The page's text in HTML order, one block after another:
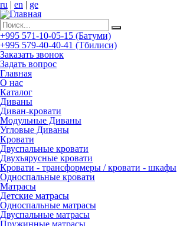
ru | en | ge
+995 571-10-05-15 (Батуми)
+995 579-40-40-41 (Тбилиси)
Заказать звонок
Задать вопрос
Главная
О нас
Каталог
Диваны
Диван-кровати
Модульные Диваны
Угловые Диваны
Кровати
Двуспальные кровати
Двухъярусные кровати
Кровати - трансформеры / кровати - шкафы
Односпальные кровати
Матрасы
Детские матрасы
Односпальные матрасы
Двуспальные матрасы
Пружинные матрасы